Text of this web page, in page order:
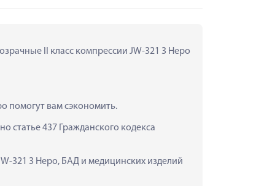
II класс компрессии JW-321 3 Неро
помогут вам сэкономить.
статье 437 Гражданского кодекса
321 3 Неро, БАД и медицинских изделий